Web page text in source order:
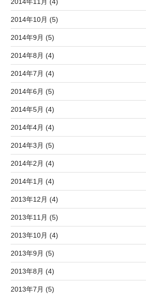
2014年11月 (4)
2014年10月 (5)
2014年9月 (5)
2014年8月 (4)
2014年7月 (4)
2014年6月 (5)
2014年5月 (4)
2014年4月 (4)
2014年3月 (5)
2014年2月 (4)
2014年1月 (4)
2013年12月 (4)
2013年11月 (5)
2013年10月 (4)
2013年9月 (5)
2013年8月 (4)
2013年7月 (5)